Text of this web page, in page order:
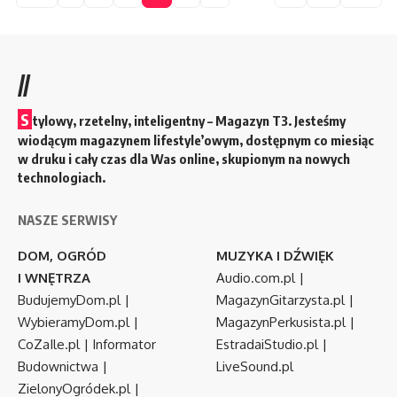
//
S tylowy, rzetelny, inteligentny – Magazyn T3. Jesteśmy
wiodącym magazynem lifestyle’owym, dostępnym co miesiąc
w druku i cały czas dla Was online, skupionym na nowych
technologiach.
NASZE SERWISY
DOM, OGRÓD
I WNĘTRZA
BudujemyDom.pl|
WybieramyDom.pl|
CoZaIle.pl| Informator
Budownictwa |
ZielonyOgródek.pl|
MUZYKA I DŹWIĘK
Audio.com.pl|
MagazynGitarzysta.pl|
MagazynPerkusista.pl|
EstradaiStudio.pl|
LiveSound.pl